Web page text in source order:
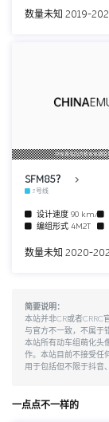
数量未知 2019-
中车青岛四方机车车辆股
SFM85？
3号线
设计速度 90 km/h
编组形式 4M2T
数量未知 2020-
简要说明：
本站并非CR或者
与官方不一致，不属于
本站所有动车组萌化头
作。本站目前不接受任
用于包括但不限于抖音
一点点不一样的